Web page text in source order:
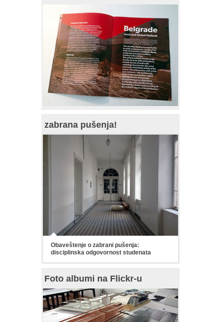
zabrana pušenja!
Obaveštenje o zabrani pušenja:
disciplinska odgovornost studenata
Foto albumi na Flickr-u